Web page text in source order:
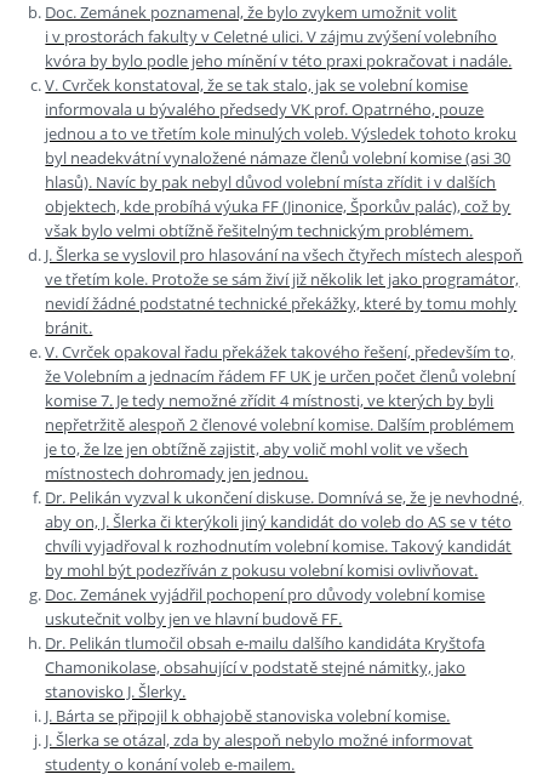
Doc. Zemánek poznamenal, že bylo zvykem umožnit volit
i v prostorách fakulty v Celetné ulici. V zájmu zvýšení volebního
kvóra by bylo podle jeho mínění v této praxi pokračovat i nadále.
V. Cvrček konstatoval, že se tak stalo, jak se volební komise
informovala u bývalého předsedy VK prof. Opatrného, pouze
jednou a to ve třetím kole minulých voleb. Výsledek tohoto kroku
byl neadekvátní vynaložené námaze členů volební komise (asi 30
hlasů). Navíc by pak nebyl důvod volební místa zřídit i v dalších
objektech, kde probíhá výuka FF (Jinonice, Šporkův palác), což by
však bylo velmi obtížně řešitelným technickým problémem.
J. Šlerka se vyslovil pro hlasování na všech čtyřech místech alespoň
ve třetím kole. Protože se sám živí již několik let jako programátor,
nevidí žádné podstatné technické překážky, které by tomu mohly
bránit.
V. Cvrček opakoval řadu překážek takového řešení, především to,
že Volebním a jednacím řádem FF UK je určen počet členů volební
komise 7. Je tedy nemožné zřídit 4 místnosti, ve kterých by byli
nepřetržitě alespoň 2 členové volební komise. Dalším problémem
je to, že lze jen obtížně zajistit, aby volič mohl volit ve všech
místnostech dohromady jen jednou.
Dr. Pelikán vyzval k ukončení diskuse. Domnívá se, že je nevhodné,
aby on, J. Šlerka či kterýkoli jiný kandidát do voleb do AS se v této
chvíli vyjadřoval k rozhodnutím volební komise. Takový kandidát
by mohl být podezříván z pokusu volební komisi ovlivňovat.
Doc. Zemánek vyjádřil pochopení pro důvody volební komise
uskutečnit volby jen ve hlavní budově FF.
Dr. Pelikán tlumočil obsah e-mailu dalšího kandidáta Kryštofa
Chamonikolase, obsahující v podstatě stejné námitky, jako
stanovisko J. Šlerky.
J. Bárta se připojil k obhajobě stanoviska volební komise.
J. Šlerka se otázal, zda by alespoň nebylo možné informovat
studenty o konání voleb e-mailem.